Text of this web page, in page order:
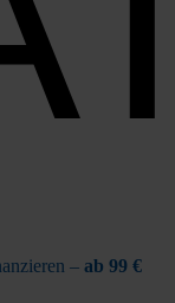
– ab 99 €